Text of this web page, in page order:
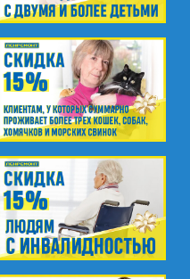
д.19
Всеволожский
Ленинградская
улица, д. 47
д.3